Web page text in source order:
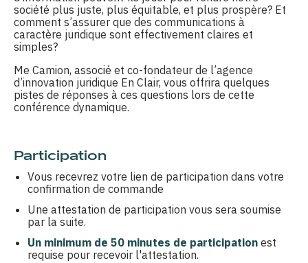
société plus juste, plus équitable, et plus prospère? Et
comment s’assurer que des communications à
caractère juridique sont effectivement claires et
simples?
Me Camion, associé et co-fondateur de l’agence
d’innovation juridique En Clair, vous offrira quelques
pistes de réponses à ces questions lors de cette
conférence dynamique.
Participation
Vous recevrez votre lien de participation dans votre
confirmation de commande
Une attestation de participation vous sera soumise
par la suite.
Un minimum de 50 minutes de participation est
requise pour recevoir l'attestation.